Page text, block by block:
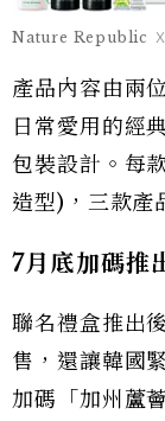
Nature Republic
產品內容由兩
日常愛用的經
包裝設計。每
造型)，三款
7月底加碼推
聯名禮盒推出
售，還讓韓國
加碼「加州蘆